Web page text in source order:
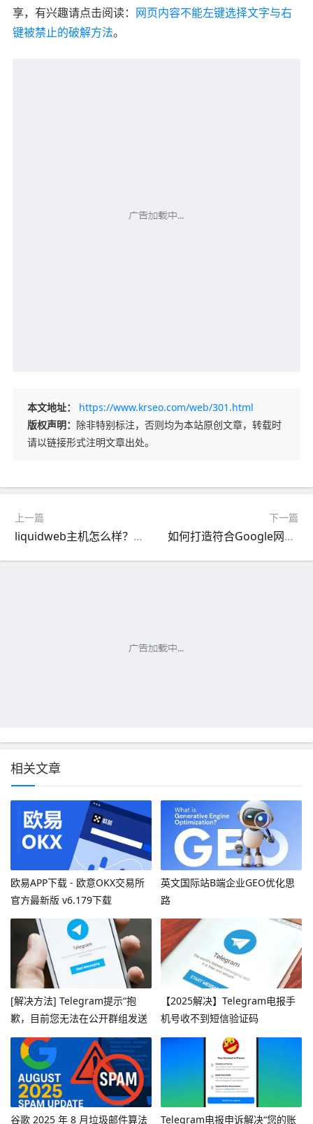
享，有兴趣请点击阅读： 网页内容不能左键选择文字与右
键被禁止的破解方法。
本文地址：
https://www.krseo.com/web/301.html
版权声明： 除非特别标注，否则均为本站原创文章，转载时
请以链接形式注明文章出处。
上一篇
liquidweb主机怎么样？liquidweb功能有哪些？
下一篇
如何打造符合Google网站质量指南的优质内容？
相关文章
欧易APP下载 - 欧意OKX交易所
官方最新版 v6.179下载
英文国际站B端企业GEO优化思
路
[解决方法] Telegram提示“抱
歉，目前您无法在公开群组发送
消息”
【2025解决】Telegram电报手
机号收不到短信验证码
谷歌 2025 年 8 月垃圾邮件算法
Telegram电报申诉解决“您的账